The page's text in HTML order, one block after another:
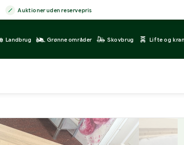
Auktioner uden reservepris
Landbrug Grønne områder Skovbrug Lifte og